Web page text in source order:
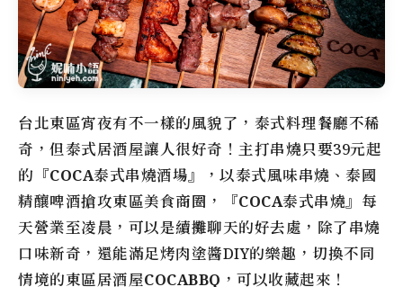
台北東區宵夜有不一樣的風貌了，泰式料理餐廳不稀
奇，但泰式居酒屋讓人很好奇！主打串燒只要39元起
的『COCA泰式串燒酒場』，以泰式風味串燒、泰國
精釀啤酒搶攻東區美食商圈，『COCA泰式串燒』每
天營業至凌晨，可以是續攤聊天的好去處，除了串燒
口味新奇，還能滿足烤肉塗醬DIY的樂趣，切換不同
情境的東區居酒屋COCABBQ ，可以收藏起來！